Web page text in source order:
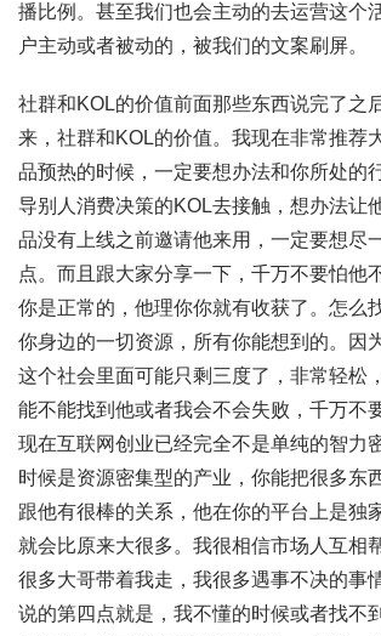
播比例。甚至我们也会主动的去运营这个
户主动或者被动的，被我们的文案刷屏。
社群和KOL的价值前面那些东西说完了之
来，社群和KOL的价值。我现在非常推荐
品预热的时候，一定要想办法和你所处的
导别人消费决策的KOL去接触，想办法让
品没有上线之前邀请他来用，一定要想尽
点。而且跟大家分享一下，千万不要怕他
你是正常的，他理你你就有收获了。怎么
你身边的一切资源，所有你能想到的。因
这个社会里面可能只剩三度了，非常轻松
能不能找到他或者我会不会失败，千万不
现在互联网创业已经完全不是单纯的智力
时候是资源密集型的产业，你能把很多东
跟他有很棒的关系，他在你的平台上是独
就会比原来大很多。我很相信市场人互相
很多大哥带着我走，我很多遇事不决的事
说的第四点就是，我不懂的时候或者找不